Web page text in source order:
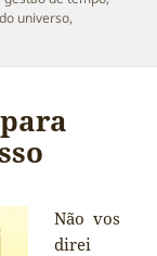
universo,
pausa de domingo.
Não vos
direi